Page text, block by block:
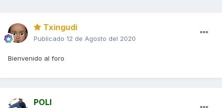
Txingudi
Publicado 12 de Agosto del 2020
Bienvenido al foro
POLI